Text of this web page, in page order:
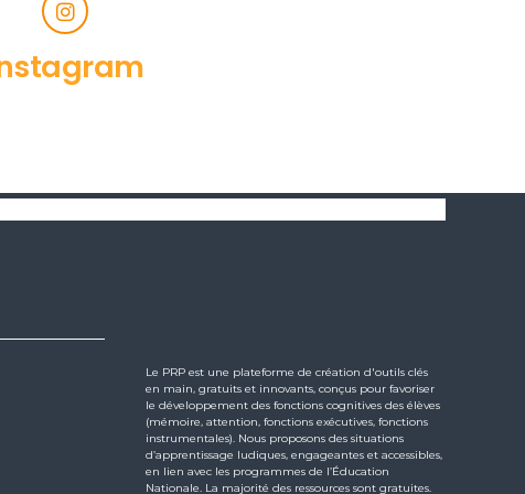
Le PRP est une plateforme de création d'outils clés
en main, gratuits et innovants, conçus pour favoriser
le développement des fonctions cognitives des élèves
(mémoire, attention, fonctions exécutives, fonctions
instrumentales). Nous proposons des situations
d’apprentissage ludiques, engageantes et accessibles,
en lien avec les programmes de l’Éducation
Nationale. La majorité des ressources sont gratuites.